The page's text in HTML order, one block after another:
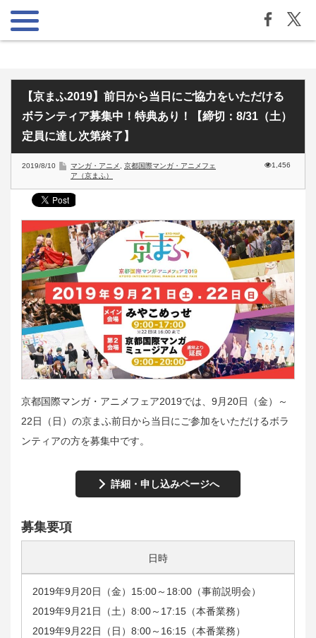
【京まふ2019】前日から当日にご協力をいただける
ボランティア募集中！特典あり！【締切：8/31（土）
定員に達し次第終了】
2019/8/10 マンガ・アニメ
京都国際マンガ・アニメフェ
ア（京まふ）
1,456
京都国際マンガ・アニメフェア2019では、9月20日（金）～
22日（日）の京まふ前日から当日にご参加をいただけるボラ
ンティアの方を募集中です。
詳細・申し込みページへ
募集要項
日時
2019年9月20日（金）15:00～18:00（事前説明会）
2019年9月21日（土）8:00～17:15（本番業務）
2019年9月22日（日）8:00～16:15（本番業務）